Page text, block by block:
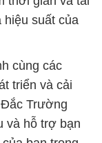
hiệu suất của
cùng các
triển và cải
Trường
và hỗ trợ bạn